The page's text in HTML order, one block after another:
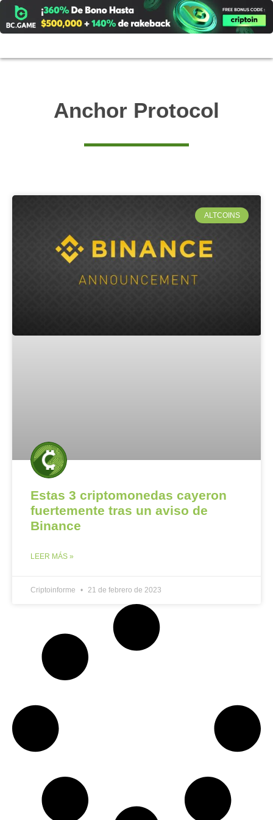
contenido
Anchor Protocol
ALTCOINS
Estas 3 criptomonedas cayeron
fuertemente tras un aviso de
Binance
LEER MÁS »
Criptoinforme 21 de febrero de 2023